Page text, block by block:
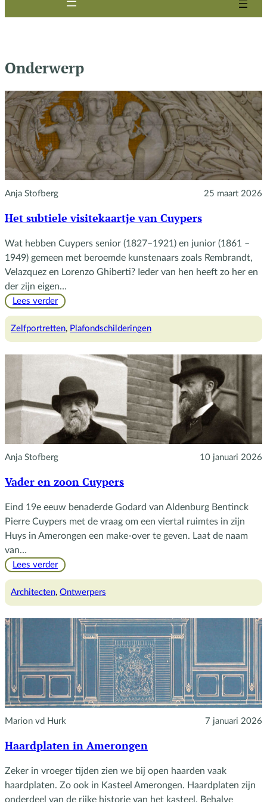
Onderwerp
Anja Stofberg 25 maart 2026
Het subtiele visitekaartje van Cuypers
Wat hebben Cuypers senior (1827–1921) en junior (1861 –
1949) gemeen met beroemde kunstenaars zoals Rembrandt,
Velazquez en Lorenzo Ghiberti? Ieder van hen heeft zo her en
der zijn eigen…
Lees verder:
subtiele
Zelfportretten, Plafondschilderingen
Anja Stofberg 10 januari 2026
Vader en zoon Cuypers
Eind 19e eeuw benaderde Godard van Aldenburg Bentinck
Pierre Cuypers met de vraag om een viertal ruimtes in zijn
Huys in Amerongen een make-over te geven. Laat de naam
van…
Lees verder:
en
Architecten, Ontwerpers
Marion vd Hurk 7 januari 2026
Haardplaten in Amerongen
Zeker in vroeger tijden zien we bij open haarden vaak
haardplaten. Zo ook in Kasteel Amerongen. Haardplaten zijn
onderdeel van de rijke historie van het kasteel. Behalve